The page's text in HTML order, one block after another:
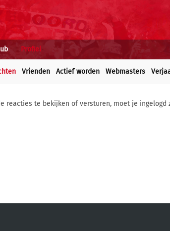
Profiel
Vrienden Actief worden Webmasters
reacties te bekijken of versturen, moet je ingelogd